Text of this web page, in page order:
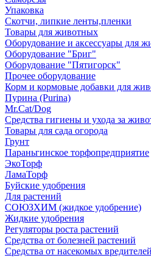
Упаковка
Скотчи, липкие ленты,пленки
Товары для животных
Оборудование и аксессуары для
Оборудование "Бриг"
Оборудование "Пятигорск"
Прочее оборудование
Корм и кормовые добавки для
Пурина (Purina)
Mr.Cat/Dog
Средства гигиены и ухода за
Товары для сада огорода
Грунт
Параньгинское торфопредприятие
ЭкоТорф
ЛамаТорф
Буйские удобрения
Для растений
СОЮЗХИМ (жидкое удобрение)
Жидкие удобрения
Регуляторы роста растений
Средства от болезней растений
Средства от насекомых вредителей